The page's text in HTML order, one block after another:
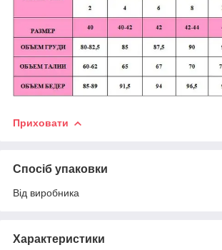
Приховати
Спосіб упаковки
Від виробника
Характеристики